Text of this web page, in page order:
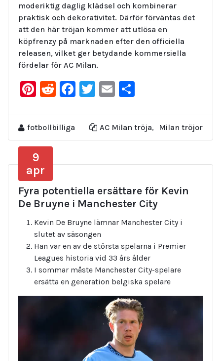
moderiktig daglig klädsel och kombinerar
praktisk och dekorativitet. Därför förväntas det
att den här tröjan kommer att utlösa en
köpfrenzy på marknaden efter den officiella
releasen, vilket ger betydande kommersiella
fördelar för AC Milan.
Pinterest
Reddit
Facebook
Twitter
Email
fotbollbilliga AC Milan tröja, Milan tröjor
9
apr
Fyra potentiella ersättare för Kevin
De Bruyne i Manchester City
Kevin De Bruyne lämnar Manchester City i
slutet av säsongen
Han var en av de största spelarna i Premier
Leagues historia vid 33 års ålder
I sommar måste Manchester City-spelare
ersätta en generation belgiska spelare